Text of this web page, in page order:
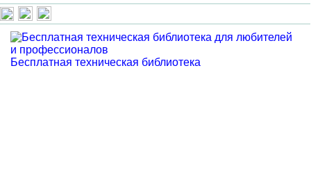
Бесплатная техническая библиотека